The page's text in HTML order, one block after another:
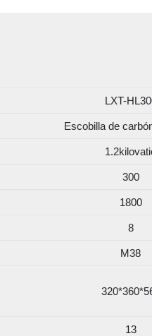
LXT-
Escobilla de
300
1800
8
M38
13